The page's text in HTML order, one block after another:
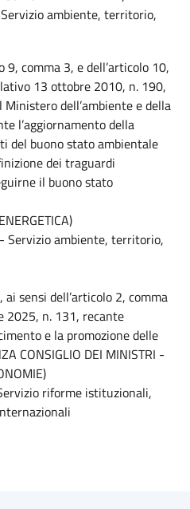
ambiente, territorio,
9, comma 3, e dell’articolo 10,
13 ottobre 2010, n. 190,
dell’ambiente e della
l’aggiornamento della
del buono stato ambientale
dei traguardi
il buono stato
Servizio ambiente, territorio,
sensi dell’articolo 2, comma
2025, n. 131, recante
e la promozione delle
CONSIGLIO DEI MINISTRI -
riforme istituzionali,